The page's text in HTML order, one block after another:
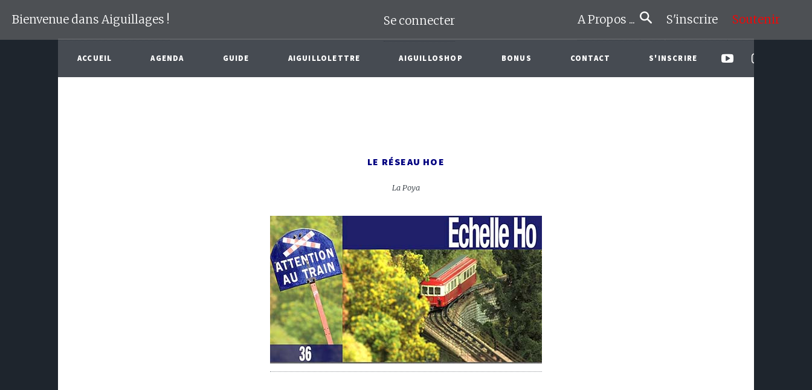
Bienvenue dans Aiguillages ! Se connecter A Propos ... S'inscrire Soutenir
ACCUEIL AGENDA GUIDE AIGUILLOLETTRE AIGUILLOSHOP BONUS CONTACT S'INSCRIRE
LE RÉSEAU HOE
La Poya